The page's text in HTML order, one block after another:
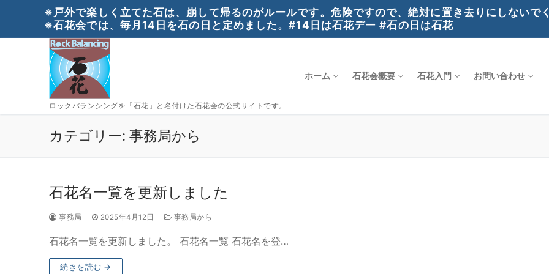
テ
※戸外で楽しく立てた石は、崩して帰るのがルールです。危険ですので、絶対に置き去りにしないで
※石花会では、毎月14日を石の日と定めました。#14日は石花デー #石の日は石花
ロックバランシングを「石花」と名付けた石花会の公式サイトです。
ホーム 石花会概要 石花入門 お問い合わせ
カテゴリー: 事務局から
石花名一覧を更新しました
事務局 2025年4月12日 事務局から
石花名一覧を更新しました。 石花名一覧 石花名を登…
続きを読む →